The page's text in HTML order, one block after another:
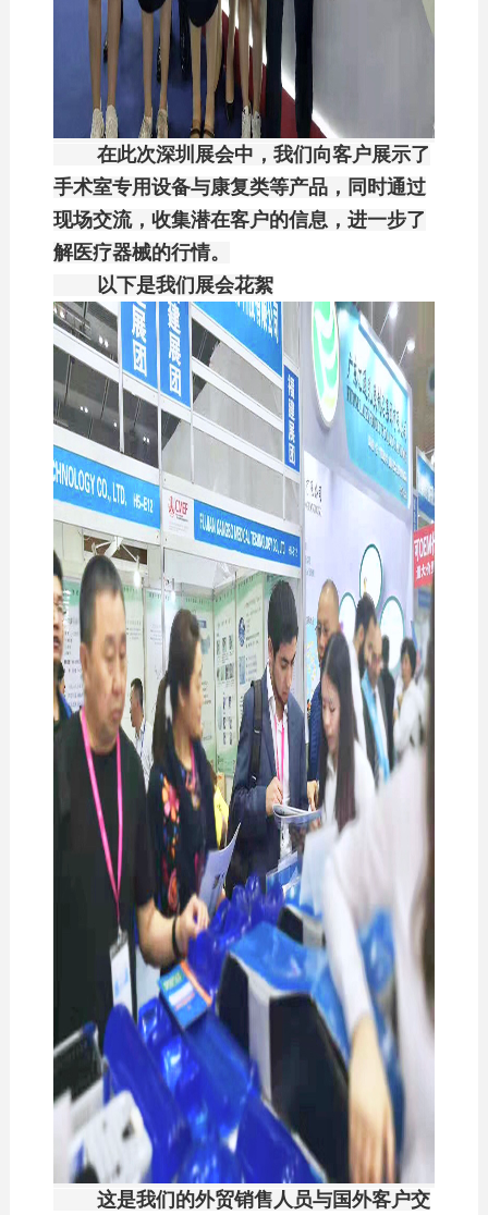
在此次深圳展会中，我们向客户展示了
手术室专用设备与康复类等产品，同时通过
现场交流，收集潜在客户的信息，进一步了
解医疗器械的行情。
以下是我们展会花絮
这是我们的外贸销售人员与国外客户交